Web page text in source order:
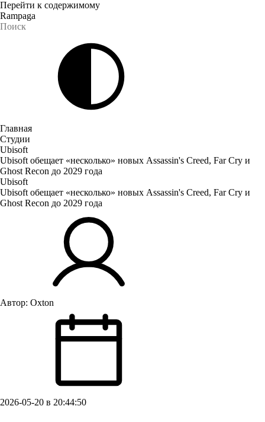
Перейти к содержимому
Rampaga
Главная
Студии
Ubisoft
Ubisoft обещает «несколько» новых Assassin's Creed, Far Cry и
Ghost Recon до 2029 года
Ubisoft
Ubisoft обещает «несколько» новых Assassin's Creed, Far Cry и
Ghost Recon до 2029 года
Автор: Oxton
2026-05-20 в 20:44:50